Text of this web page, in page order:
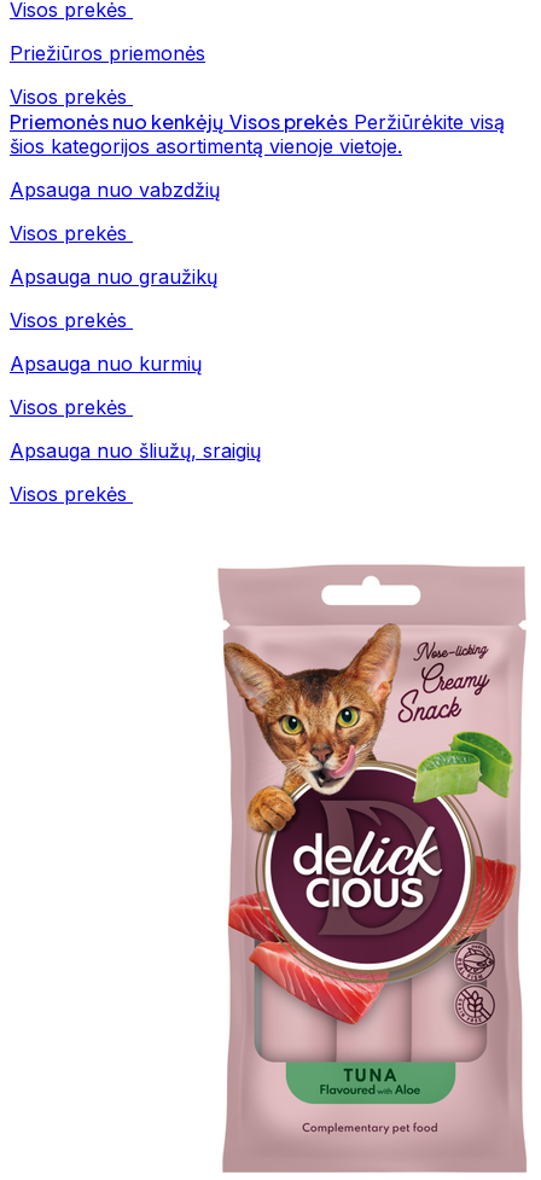
Visos prekės
Priežiūros priemonės
Visos prekės
Priemonės nuo kenkėjų Visos prekės Peržiūrėkite visą
šios kategorijos asortimentą vienoje vietoje.
Apsauga nuo vabzdžių
Visos prekės
Apsauga nuo graužikų
Visos prekės
Apsauga nuo kurmių
Visos prekės
Apsauga nuo šliužų, sraigių
Visos prekės